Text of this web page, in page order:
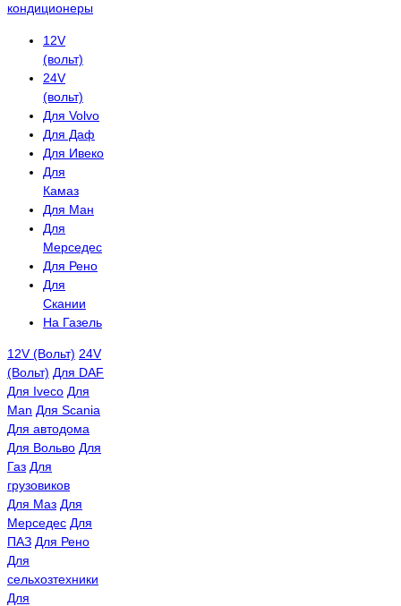
кондиционеры
12V
(вольт)
24V
(вольт)
Для Volvo
Для Даф
Для Ивеко
Для
Камаз
Для Ман
Для
Мерседес
Для Рено
Для
Скании
На Газель
12V (Вольт) 24V
(Вольт) Для DAF
Для Iveco Для
Man Для Scania
Для автодома
Для Вольво Для
Газ Для
грузовиков
Для Маз Для
Мерседес Для
ПАЗ Для Рено
Для
сельхозтехники
Для